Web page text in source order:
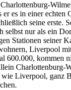
es in einer echten
seine erste.
selbst nur als ein
Stationen seiner
Liverpool
600.000, kommen
Charlottenburg-
Liverpool, ganz